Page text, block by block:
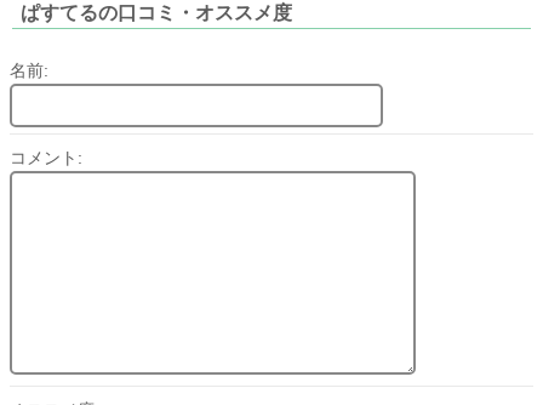
ぱすてるの口コミ・オススメ度
名前:
コメント: